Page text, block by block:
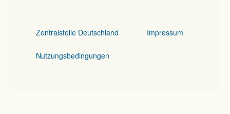
Zentralstelle Deutschland Impressum
Nutzungsbedingungen